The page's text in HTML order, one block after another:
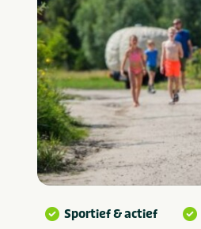
Sportief & actief